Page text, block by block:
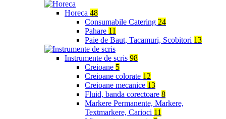
Horeca 48
Consumabile Catering 24
Pahare 11
Paie de Baut, Tacamuri, Scobitori 13
Instrumente de scris 98
Creioane 5
Creioane colorate 12
Creioane mecanice 13
Fluid, banda corectoare 8
Markere Permanente, Markere,
Textmarkere, Carioci 11